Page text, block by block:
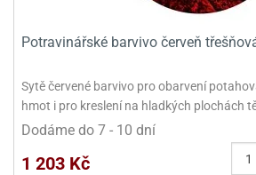
Potravinářské barvivo červeň
Sytě červené barvivo pro obarvení
hmot i pro kreslení na hladkých plochách
Dodáme do 7 - 10 dní
1 203 Kč